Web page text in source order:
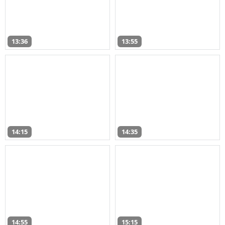
13:36 13:55
14:15 14:35
14:55 15:15